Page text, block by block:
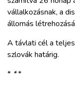
vállalkozásnak, a
állomás
A távlati cél a
szlovák határig.
* **